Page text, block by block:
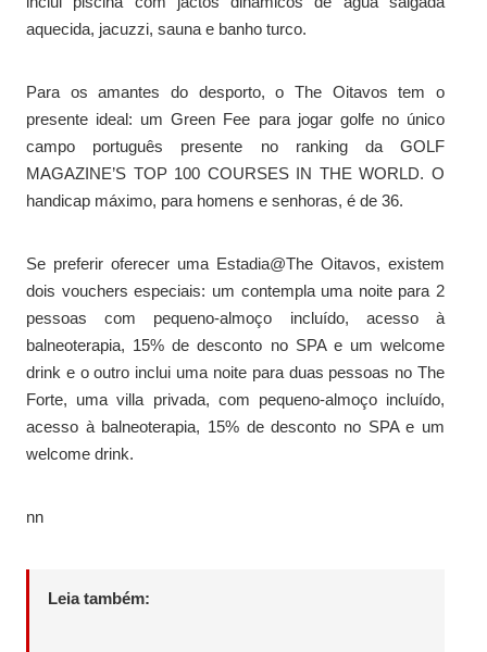
aquecida, jacuzzi, sauna e banho turco.
Para os amantes do desporto, o The Oitavos tem o
presente ideal: um Green Fee para jogar golfe no único
campo português presente no ranking da GOLF
MAGAZINE’S TOP 100 COURSES IN THE WORLD. O
handicap máximo, para homens e senhoras, é de 36.
Se preferir oferecer uma Estadia@The Oitavos, existem
dois vouchers especiais: um contempla uma noite para 2
pessoas com pequeno-almoço incluído, acesso à
balneoterapia, 15% de desconto no SPA e um welcome
drink e o outro inclui uma noite para duas pessoas no The
Forte, uma villa privada, com pequeno-almoço incluído,
acesso à balneoterapia, 15% de desconto no SPA e um
welcome drink.
nn
Leia também: